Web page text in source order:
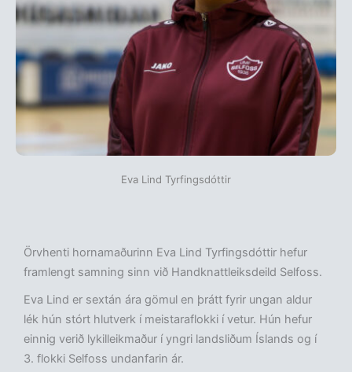
Eva Lind Tyrfingsdóttir
Örvhenti hornamaðurinn Eva Lind Tyrfingsdóttir hefur
framlengt samning sinn við Handknattleiksdeild Selfoss.
Eva Lind er sextán ára gömul en þrátt fyrir ungan aldur
lék hún stórt hlutverk í meistaraflokki í vetur. Hún hefur
einnig verið lykilleikmaður í yngri landsliðum Íslands og í
3. flokki Selfoss undanfarin ár.